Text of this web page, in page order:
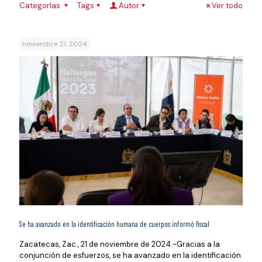
Categorías Tags Autor Ver todo
noviembre 21, 2024
Se ha avanzado en la identificación humana de cuerpos informó fiscal
Zacatecas, Zac., 21 de noviembre de 2024.-Gracias a la
conjunción de esfuerzos, se ha avanzado en la identificación